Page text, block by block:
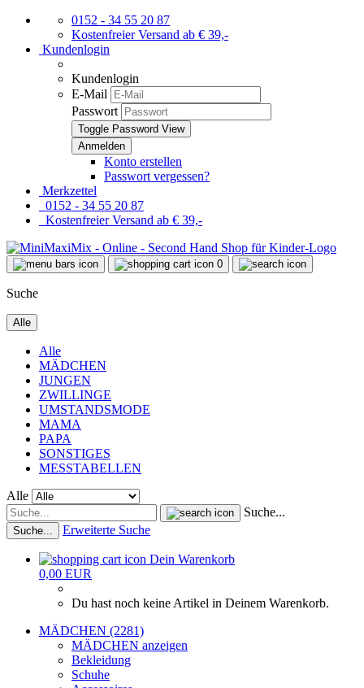
0152 - 34 55 20 87
Kostenfreier Versand ab € 39,-
Kundenlogin
Kundenlogin
E-Mail
Passwort
Toggle Password View
Konto erstellen
Passwort vergessen?
Merkzettel
0152 - 34 55 20 87
Kostenfreier Versand ab € 39,-
0
Suche
Alle
Alle
MÄDCHEN
JUNGEN
ZWILLINGE
UMSTANDSMODE
MAMA
PAPA
SONSTIGES
MESSTABELLEN
Alle
Suche...
Suche... Erweiterte Suche
Dein Warenkorb
0,00 EUR
Du hast noch keine Artikel in Deinem Warenkorb.
MÄDCHEN (2281)
MÄDCHEN anzeigen
Bekleidung
Schuhe